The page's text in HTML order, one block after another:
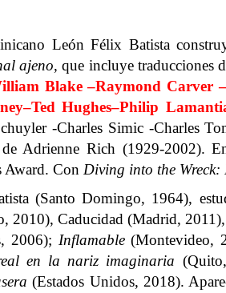
León Félix Batista
ajeno, que incluye traducciones
Blake –Raymond Carver –
–Ted Hughes–Philip
-Charles Simic -Charles
Adrienne Rich (1929-2002).
Award. Con Diving into the Wreck:
(Santo Domingo, 1964),
2010), Caducidad (Madrid, 2011),
2006); Inflamable(Montevideo,
en la nariz imaginaria
(Estados Unidos, 2018).